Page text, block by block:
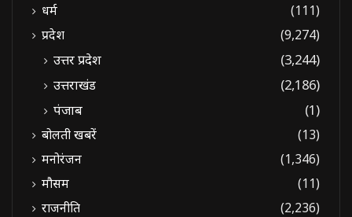
धर्म
(111)
प्रदेश
(9,274)
उत्तर प्रदेश
(3,244)
उत्तराखंड
(2,186)
पंजाब
(1)
बोलती खबरें
(13)
मनोरंजन
(1,346)
मौसम
(11)
राजनीति
(2,236)